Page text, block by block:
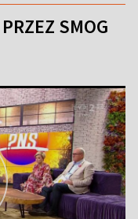
SMOG